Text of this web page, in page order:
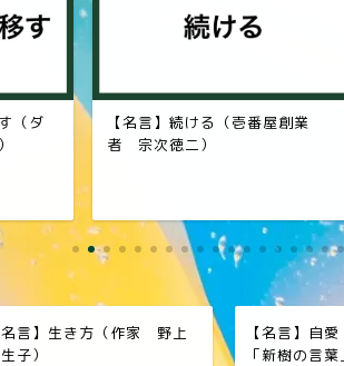
業
【名言】人生はつくるもの（作
家 坂口安吾）
名言】生き方（作家 野上
子）
【名言】自
「新樹の言葉